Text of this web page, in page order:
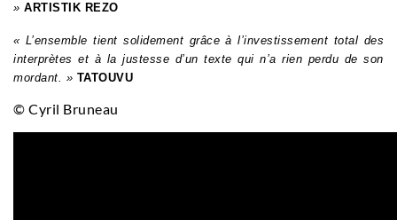
» ARTISTIK REZO
« L’ensemble tient solidement grâce à l’investissement total des
interprètes et à la justesse d’un texte qui n’a rien perdu de son
mordant. » TATOUVU
© Cyril Bruneau